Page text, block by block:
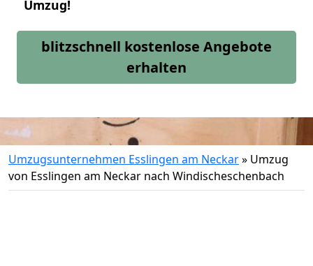
Umzug!
blitzschnell kostenlose Angebote
erhalten
Umzugsunternehmen Esslingen am Neckar» Umzug
von Esslingen am Neckar nach Windischeschenbach